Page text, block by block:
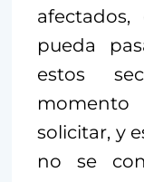
pueda
estos
solicitar, y
no se